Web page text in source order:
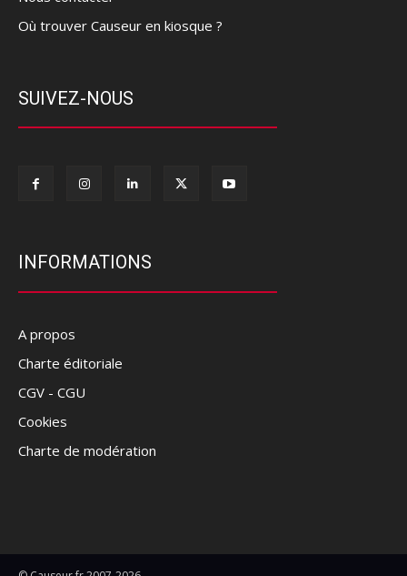
Où trouver Causeur en kiosque ?
SUIVEZ-NOUS
INFORMATIONS
A propos
Charte éditoriale
CGV - CGU
Cookies
Charte de modération